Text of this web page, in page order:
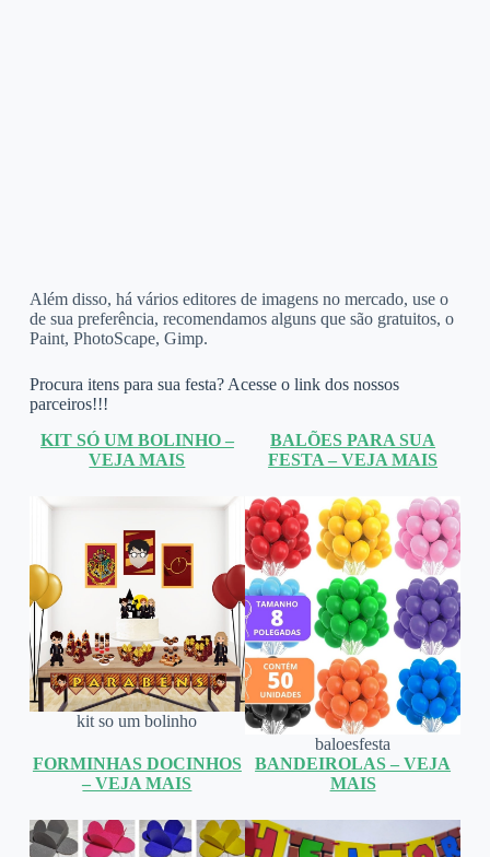
Além disso, há vários editores de imagens no mercado, use o
de sua preferência, recomendamos alguns que são gratuitos, o
Paint, PhotoScape, Gimp.
Procura itens para sua festa? Acesse o link dos nossos
parceiros!!!
KIT SÓ UM BOLINHO –
VEJA MAIS
kit so um bolinho
BALÕES PARA SUA
FESTA – VEJA MAIS
baloesfesta
FORMINHAS DOCINHOS
– VEJA MAIS
BANDEIROLAS – VEJA
MAIS